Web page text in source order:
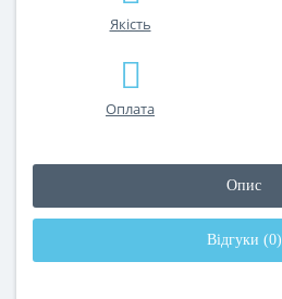
Якість
Оплата
Опис
Відгуки (0)